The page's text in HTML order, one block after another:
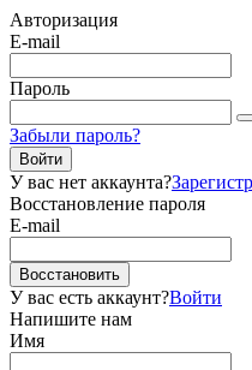
Авторизация
E-mail
Пароль
Забыли пароль?
Войти
У вас нет аккаунта?
Восстановление пароля
E-mail
Восстановить
У вас есть аккаунт?Войти
Напишите нам
Имя